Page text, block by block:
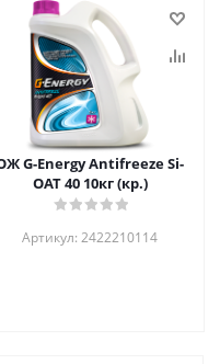
G-Energy Antifreeze Si-
OAT 40 10кг (кр.)
Артикул: 2422210114